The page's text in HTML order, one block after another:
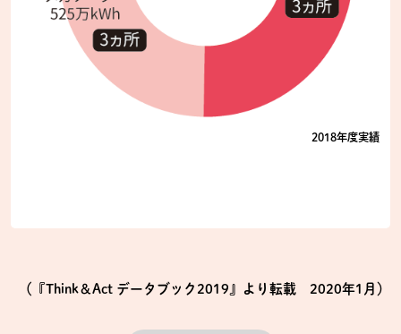
2018年度実績
（『Think＆Act データブック2019』より転載 2020年1月）